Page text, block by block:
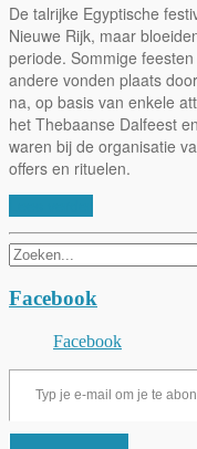
De talrijke Egyptische
Nieuwe Rijk, maar
periode. Sommige
andere vonden plaats
na, op basis van enkele
het Thebaanse Dalfeest
waren bij de organisatie
offers en rituelen.
Zoeken
naar:
Facebook
Facebook
Typ je e-mail om je te abonneren op onze blog...